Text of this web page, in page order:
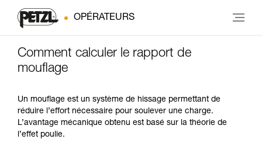
OPÉRATEURS
Comment calculer le rapport de
mouflage
Un mouflage est un système de hissage permettant de
réduire l’effort nécessaire pour soulever une charge.
L’avantage mécanique obtenu est basé sur la théorie de
l’effet poulie.